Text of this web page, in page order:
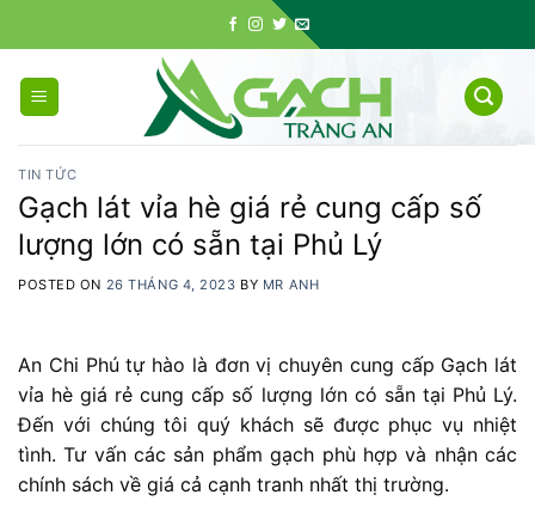
to
content
TIN TỨC
Gạch lát vỉa hè giá rẻ cung cấp số
lượng lớn có sẵn tại Phủ Lý
POSTED ON 26 THÁNG 4, 2023 BY MR ANH
An Chi Phú tự hào là đơn vị chuyên cung cấp Gạch lát
vỉa hè giá rẻ cung cấp số lượng lớn có sẵn tại Phủ Lý.
Đến với chúng tôi quý khách sẽ được phục vụ nhiệt
tình. Tư vấn các sản phẩm gạch phù hợp và nhận các
chính sách về giá cả cạnh tranh nhất thị trường.